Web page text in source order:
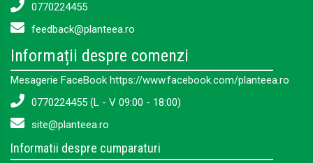
0770224455
feedback@planteea.ro
Informații despre comenzi
Mesagerie FaceBook https://www.facebook.com/planteea.ro
0770224455 (L - V 09:00 - 18:00)
site@planteea.ro
Informatii despre cumparaturi